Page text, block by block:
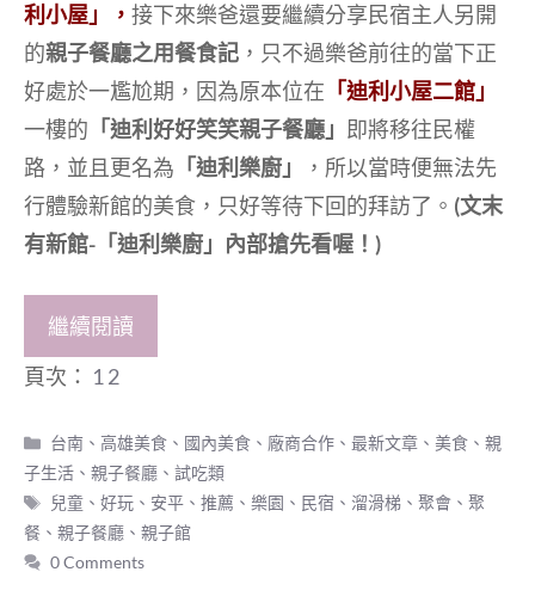
利小屋」， 接下來樂爸還要繼續分享民宿主人另開
的親子餐廳之用餐食記 ，只不過樂爸前往的當下正
好處於一尷尬期，因為原本位在 「迪利小屋二館」
一樓的 「迪利好好笑笑親子餐廳」
即將移往民權
路，並且更名為 「迪利樂廚」
，所以當時便無法先
行體驗新館的美食，只好等待下回的拜訪了。 (文末
有新館-「迪利樂廚」內部搶先看喔！ )
繼續閱讀
頁次： 1 2
分
類
台南、高雄美食 、 國內美食 、 廠商合作 、最新文章 、美食 、親
子生活 、 親子餐廳 、 試吃類
標
籤
兒童 、好玩 、 安平 、推薦 、樂園 、 民宿 、 溜滑梯 、聚會 、聚
餐 、 親子餐廳 、 親子館
0 Comments